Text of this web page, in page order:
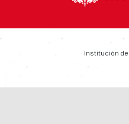
Institución